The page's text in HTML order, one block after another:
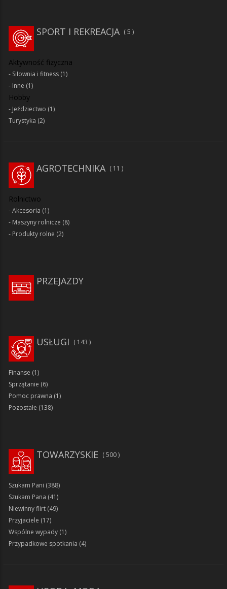
SPORT I REKREACJA 5
Aktywność fizyczna
Siłownia i fitness (1)
Inne (1)
Hobby
Jeździectwo (1)
Turystyka (2)
AGROTECHNIKA 11
Rolnictwo
Akcesoria (1)
Maszyny rolnicze (8)
Produkty rolne (2)
PRZEJAZDY
143
USŁUGI
Finanse (1)
Sprzątanie (6)
Pomoc prawna (1)
Pozostałe (138)
TOWARZYSKIE 500
Szukam Pani (388)
Szukam Pana (41)
Niewinny flirt (49)
Przyjaciele (17)
Wspólne wypady (1)
Przypadkowe spotkania (4)